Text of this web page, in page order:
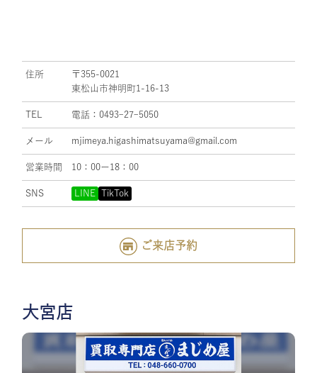
住所
〒355-0021
東松山市神明町1-16-13
TEL 電話：0493ｰ27ｰ5050
メール mjimeya.higashimatsuyama@gmail.com
営業時間 10：00ー18：00
SNS LINE TikTok
ご来店予約
大宮店